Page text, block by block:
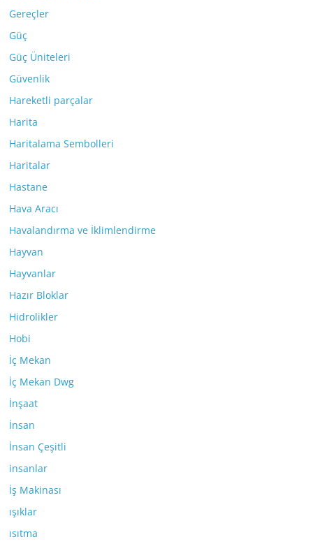
Gereçler
Güç
Güç Üniteleri
Güvenlik
Hareketli parçalar
Harita
Haritalama Sembolleri
Haritalar
Hastane
Hava Aracı
Havalandırma ve İklimlendirme
Hayvan
Hayvanlar
Hazır Bloklar
Hidrolikler
Hobi
İç Mekan
İç Mekan Dwg
İnşaat
İnsan
İnsan Çeşitli
insanlar
İş Makinası
ışıklar
ısıtma